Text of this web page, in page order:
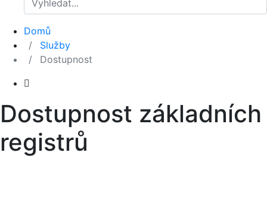
Domů
Služby
Dostupnost
Dostupnost základních
registrů